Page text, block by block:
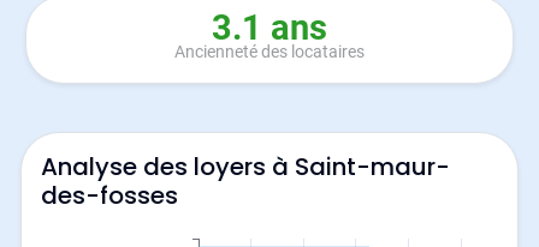
3.1 ans
Ancienneté des locataires
Analyse des loyers à Saint-maur-
des-fosses